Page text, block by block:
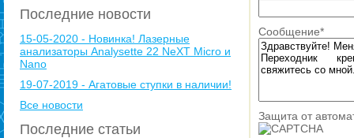
Последние новости
15-05-2020 - Новинка! Лазерные
анализаторы Analysette 22 NeXT Micro и
Nano
19-07-2019 - Агатовые ступки в наличии!
Все новости
Последние статьи
Сообщение*
Защита от